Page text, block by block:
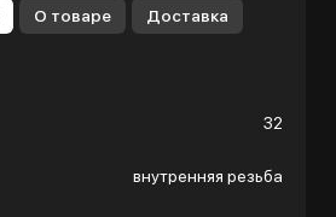
О товаре Доставка
32
внутренняя резьба